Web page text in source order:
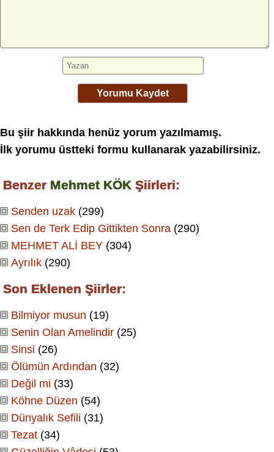
Yorumu Kaydet
Bu şiir hakkında henüz yorum yazılmamış.
İlk yorumu üstteki formu kullanarak yazabilirsiniz.
Benzer Mehmet KÖK Şiirleri:
Senden uzak (299)
Sen de Terk Edip Gittikten Sonra (290)
MEHMET ALİ BEY (304)
Ayrılık (290)
Son Eklenen Şiirler:
Bilmiyor musun (19)
Senin Olan Amelindir (25)
Sinsi (26)
Ölümün Ardından (32)
Değil mi (33)
Köhne Düzen (54)
Dünyalık Sefili (31)
Tezat (34)